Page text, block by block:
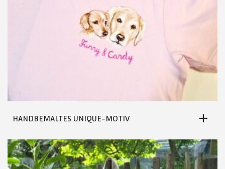
HANDBEMALTES UNIQUE-MOTIV